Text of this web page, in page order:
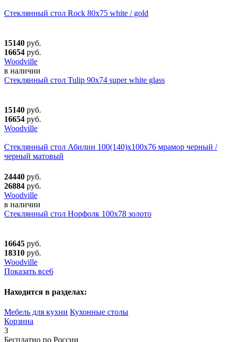
Стеклянный стол Rock 80х75 white / gold
15140 руб.
16654 руб.
Woodville
в наличии
Стеклянный стол Tulip 90x74 super white glass
15140 руб.
16654 руб.
Woodville
Стеклянный стол Абилин 100(140)х100х76 мрамор черный /
черный матовый
24440 руб.
26884 руб.
Woodville
в наличии
Стеклянный стол Норфолк 100х78 золото
16645 руб.
18310 руб.
Woodville
Показать все6
Находится в разделах:
Мебель для кухни Кухонные столы
Корзина
3
Бесплатно по России